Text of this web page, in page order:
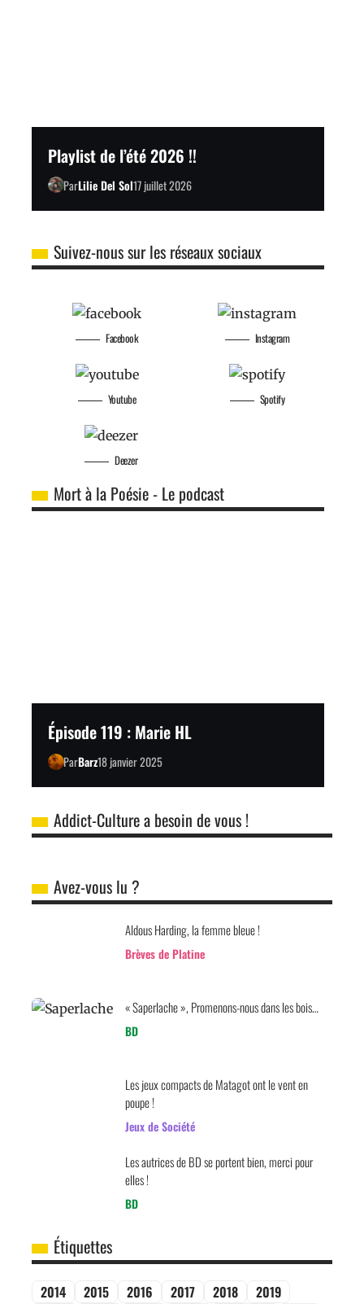
Playlist de l’été 2026 !!
ParLilie Del Sol17 juillet 2026
Suivez-nous sur les réseaux sociaux
Facebook
Youtube
Instagram
Spotify
Deezer
Mort à la Poésie - Le podcast
Épisode 119 : Marie HL
ParBarz18 janvier 2025
Addict-Culture a besoin de vous !
Avez-vous lu ?
Aldous Harding, la femme bleue !
Brèves de Platine
« Saperlache », Promenons-nous dans les bois…
BD
Les jeux compacts de Matagot ont le vent en
poupe !
Jeux de Société
Les autrices de BD se portent bien, merci pour
elles !
BD
Étiquettes
2014 2015 2016 2017 2018
2019